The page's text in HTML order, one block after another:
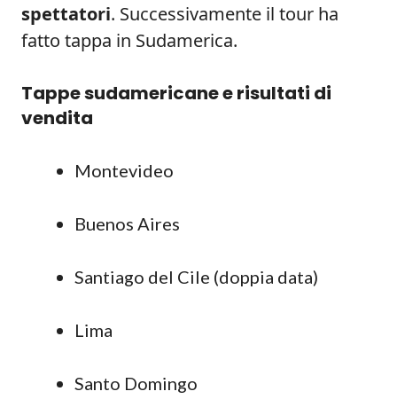
spettatori. Successivamente il tour ha
fatto tappa in Sudamerica.
Tappe sudamericane e risultati di
vendita
Montevideo
Buenos Aires
Santiago del Cile (doppia data)
Lima
Santo Domingo